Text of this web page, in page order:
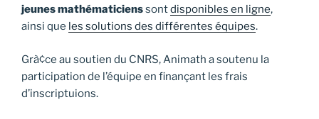
jeunes mathématicienssontdisponibles en ligne,
ainsi que les solutions des différentes équipes.
Grà¢ce au soutien du CNRS, Animath a soutenu la
participation de l’équipe en finançant les frais
d’inscriptuions.